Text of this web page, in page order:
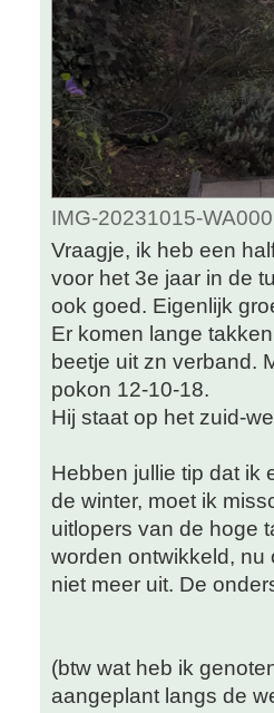
IMG-20231015-
Vraagje, ik heb een
voor het 3e jaar in de
ook goed. Eigenlijk
Er komen lange
beetje uit zn verband.
pokon 12-10-18.
Hij staat op het zuid-
Hebben jullie tip dat ik
de winter, moet ik
uitlopers van de hoge
worden ontwikkeld,
niet meer uit. De
(btw wat heb ik
aangeplant langs de